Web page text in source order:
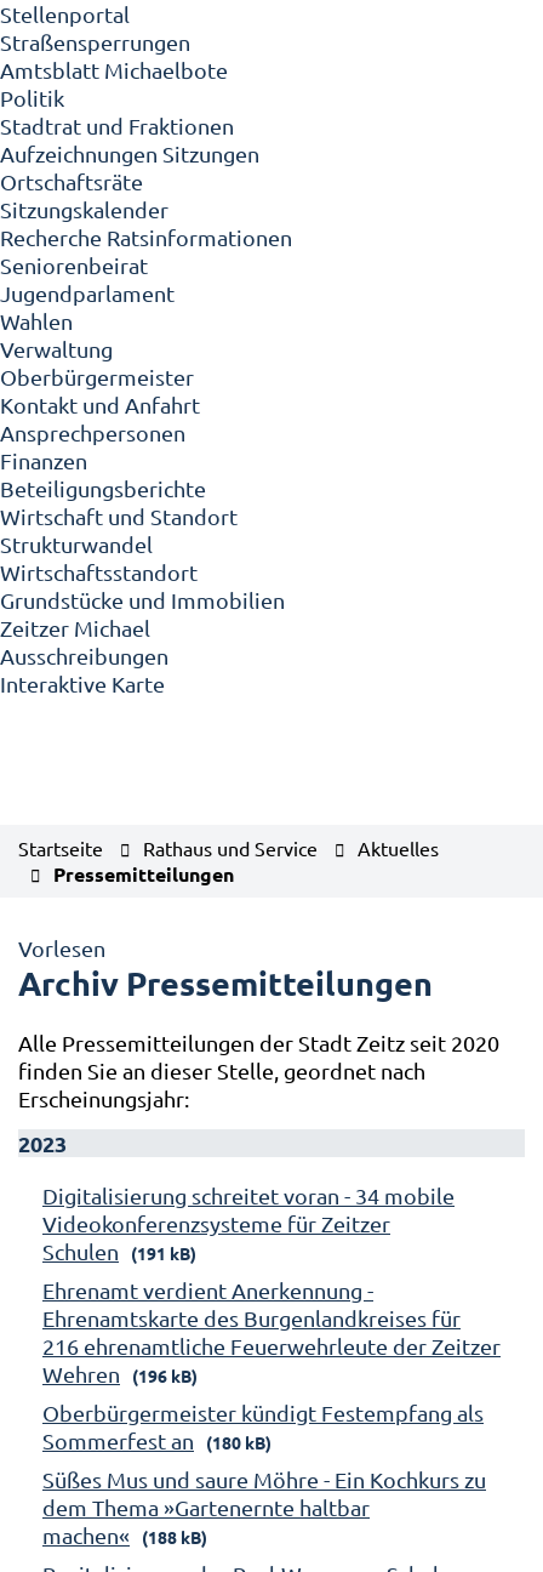
Stellenportal
Straßensperrungen
Amtsblatt Michaelbote
Politik
Stadtrat und Fraktionen
Aufzeichnungen Sitzungen
Ortschaftsräte
Sitzungskalender
Recherche Ratsinformationen
Seniorenbeirat
Jugendparlament
Wahlen
Verwaltung
Oberbürgermeister
Kontakt und Anfahrt
Ansprechpersonen
Finanzen
Beteiligungsberichte
Wirtschaft und Standort
Strukturwandel
Wirtschaftsstandort
Grundstücke und Immobilien
Zeitzer Michael
Ausschreibungen
Interaktive Karte
Startseite Rathaus und Service Aktuelles
Pressemitteilungen
Vorlesen
Archiv Pressemitteilungen
Alle Pressemitteilungen der Stadt Zeitz seit 2020
finden Sie an dieser Stelle, geordnet nach
Erscheinungsjahr:
2023
Digitalisierung schreitet voran - 34 mobile
Videokonferenzsysteme für Zeitzer
Schulen
(191 kB)
Ehrenamt verdient Anerkennung -
Ehrenamtskarte des Burgenlandkreises für
216 ehrenamtliche Feuerwehrleute der Zeitzer
Wehren
(196 kB)
Oberbürgermeister kündigt Festempfang als
Sommerfest an
(180 kB)
Süßes Mus und saure Möhre - Ein Kochkurs zu
dem Thema »Gartenernte haltbar
machen«
(188 kB)